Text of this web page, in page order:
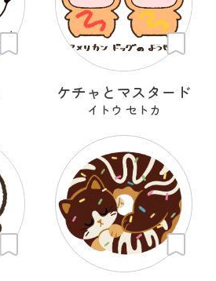
ケチャとマスタード
イトウ セトカ